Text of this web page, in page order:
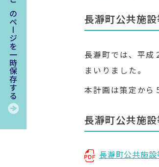
長瀞町公共施
長瀞町では、平成
まいりました。
本計画は策定から
長瀞町公共施
長瀞町公共施設
このページを一時保存する